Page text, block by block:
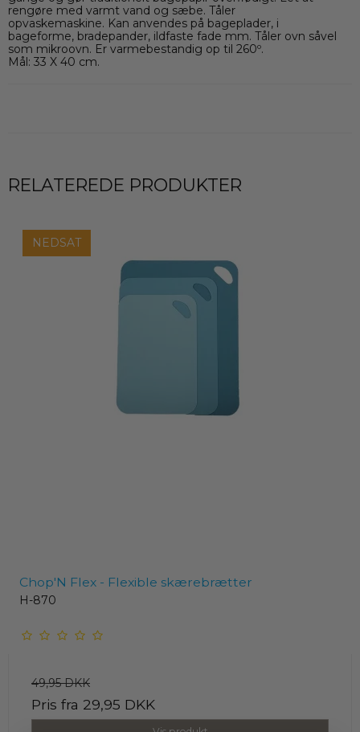
rengøre med varmt vand og sæbe. Tåler
opvaskemaskine. Kan anvendes på bageplader, i
bageforme, bradepander, ildfaste fade mm. Tåler ovn såvel
som mikroovn. Er varmebestandig op til 260º.
Mål: 33 X 40 cm.
RELATEREDE PRODUKTER
NEDSAT
Chop'N Flex - Flexible skærebrætter
H-870
49,95 DKK
Pris fra 29,95 DKK